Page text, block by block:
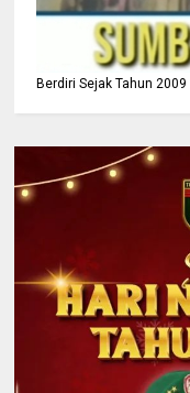
Berdiri Sejak Tahun 2009